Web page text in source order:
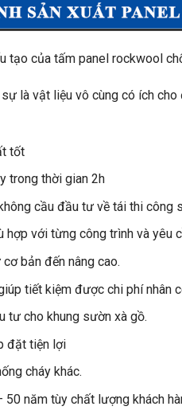
tạo của tấm panel rockwool
là vật liệu vô cùng có ích
tốt
trong thời gian 2h
cầu đầu tư về tái thi công
hợp với từng công trình và yêu
bản đến nâng cao.
tiết kiệm được chi phí nhân
tư cho khung sườn xà gồ.
đặt tiện lợi
cháy khác.
năm tùy chất lượng khách